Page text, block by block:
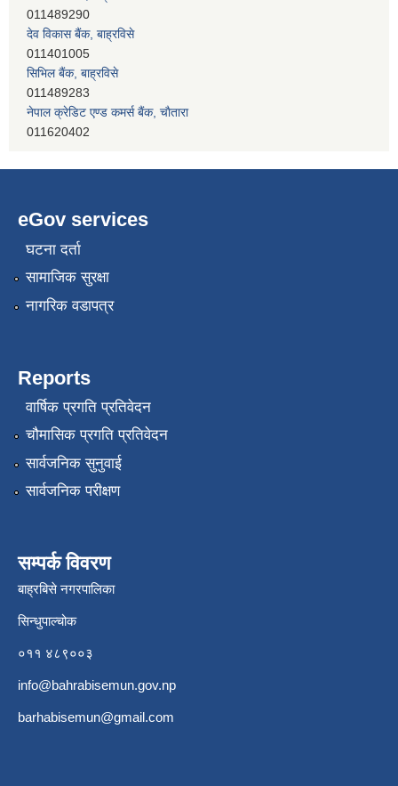
011489290
देव विकास बैंक, बाह्रविसे
011401005
सिभिल बैंक, बाह्रविसे
011489283
नेपाल क्रेडिट एण्ड कमर्स बैंक, चाैतारा
011620402
eGov services
घटना दर्ता
सामाजिक सुरक्षा
नागरिक वडापत्र
Reports
वार्षिक प्रगति प्रतिवेदन
चौमासिक प्रगति प्रतिवेदन
सार्वजनिक सुनुवाई
सार्वजनिक परीक्षण
सम्पर्क विवरण
बाह्रबिसे नगरपालिका
सिन्धुपाल्चोक
०११ ४८९००३
info@bahrabisemun.gov.np
barhabisemun@gmail.com